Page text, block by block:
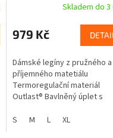
Skladem do 3
979 Kč DETAIL
Dámské legíny z pružného a
příjemného matetiálu
Termoregulační materiál
Outlast® Bavlněný úplet s
komfort po celou dobu
S M L XL